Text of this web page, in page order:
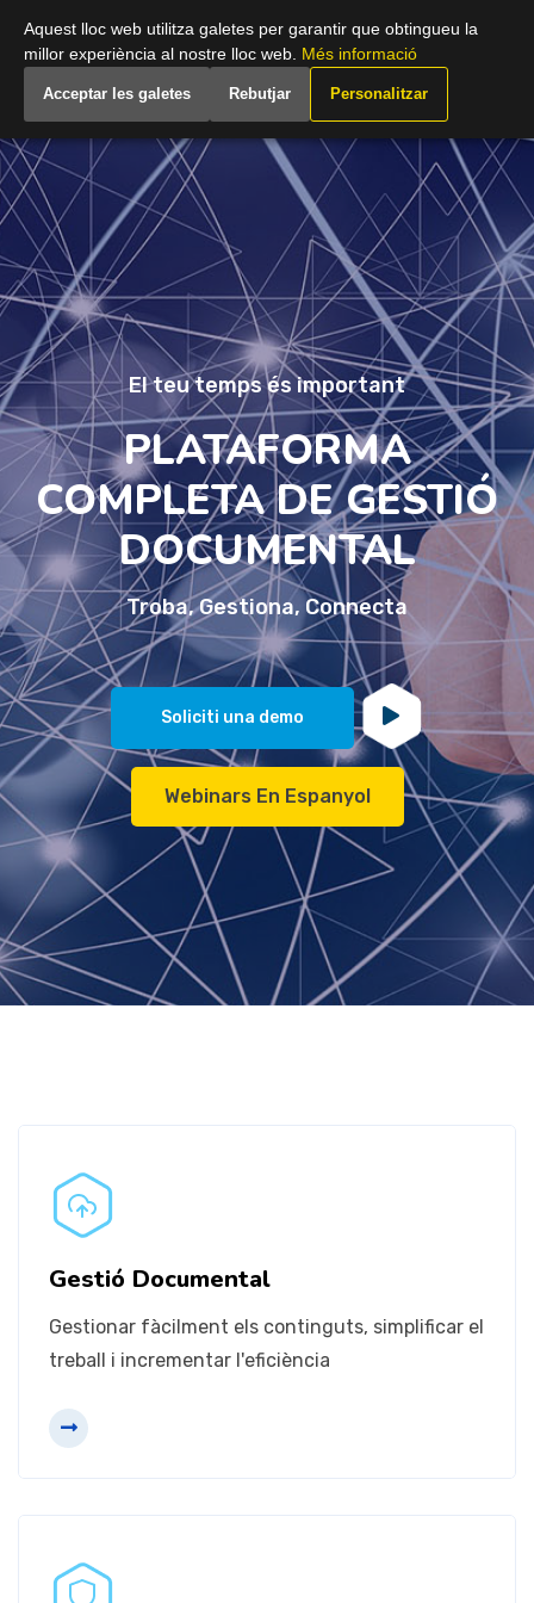
Spain (Catalan)
El teu temps és important
PLATAFORMA
COMPLETA DE GESTIÓ
DOCUMENTAL
Troba, Gestiona, Connecta
Soliciti una demo
Webinars En Espanyol
Gestió Documental
Gestionar fàcilment els continguts, simplificar el
treball i incrementar l'eficiència
Gestió Documental
Convertir la informació en coneixement
Gestió de Registres
Assegurar que es proporciona l'adequada
Més informació
Aquest lloc web utilitza galetes per garantir que obtingueu la
millor experiència al nostre lloc web. Més informació
Acceptar les galetes Rebutjar Personalitzar